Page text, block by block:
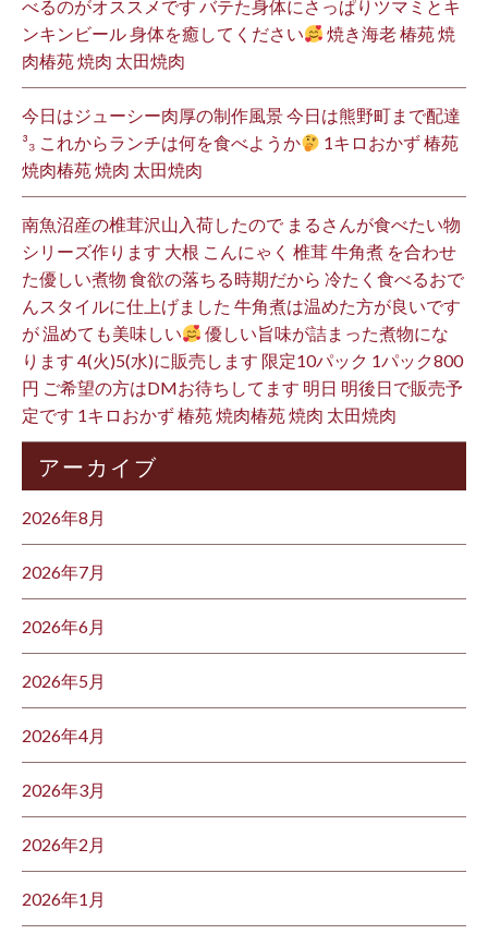
べるのがオススメです バテた身体にさっぱりツマミとキ
ンキンビール 身体を癒してください
焼き海老 椿苑 焼
肉椿苑 焼肉 太田焼肉
今日はジューシー肉厚の制作風景 今日は熊野町まで配達
³₃ これからランチは何を食べようか
1キロおかず 椿苑
焼肉椿苑 焼肉 太田焼肉
南魚沼産の椎茸沢山入荷したので まるさんが食べたい物
シリーズ作ります 大根 こんにゃく 椎茸 牛角煮 を合わせ
た優しい煮物 食欲の落ちる時期だから 冷たく食べるおで
んスタイルに仕上げました 牛角煮は温めた方が良いです
が 温めても美味しい
優しい旨味が詰まった煮物にな
ります 4(火)5(水)に販売します 限定10パック 1パック800
円 ご希望の方はDMお待ちしてます 明日 明後日で販売予
定です 1キロおかず 椿苑 焼肉椿苑 焼肉 太田焼肉
アーカイブ
2026年8月
2026年7月
2026年6月
2026年5月
2026年4月
2026年3月
2026年2月
2026年1月